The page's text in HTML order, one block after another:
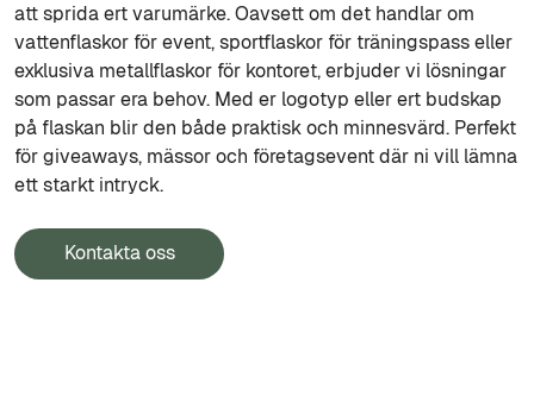
att sprida ert varumärke. Oavsett om det handlar om
vattenflaskor för event, sportflaskor för träningspass eller
exklusiva metallflaskor för kontoret, erbjuder vi lösningar
som passar era behov. Med er logotyp eller ert budskap
på flaskan blir den både praktisk och minnesvärd. Perfekt
för giveaways, mässor och företagsevent där ni vill lämna
ett starkt intryck.
Kontakta oss